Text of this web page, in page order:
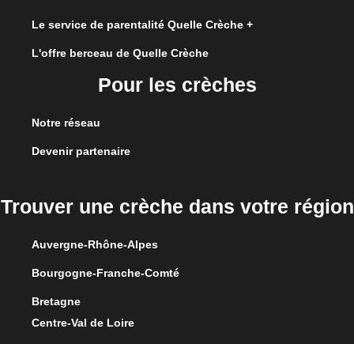
Le service de parentalité Quelle Crèche +
L'offre berceau de Quelle Crèche
Pour les crèches
Notre réseau
Devenir partenaire
Trouver une crèche dans votre région
Auvergne-Rhône-Alpes
Bourgogne-Franche-Comté
Bretagne
Centre-Val de Loire